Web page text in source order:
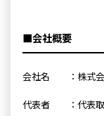
■会社概要
会社名 ：株式会
代表者 ：代表